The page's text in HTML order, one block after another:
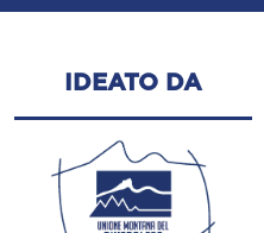
IDEATO DA